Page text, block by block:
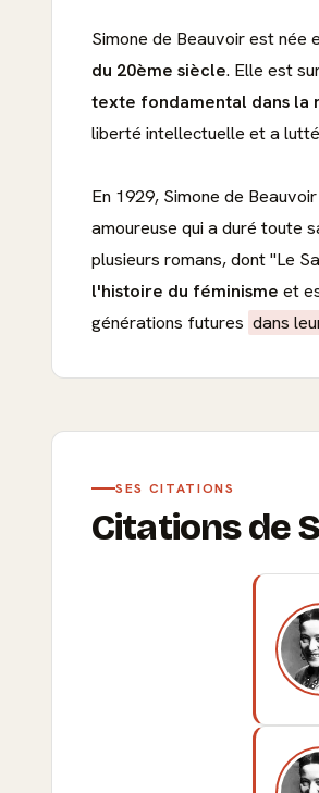
Simone de Beauvoir est née
du 20ème siècle. Elle est
texte fondamental dans la
liberté intellectuelle et a
En 1929, Simone de
amoureuse qui a duré toute
plusieurs romans, dont "Le
l'histoire du féminisme et
générations futures dans
SES CITATIONS
Citations de